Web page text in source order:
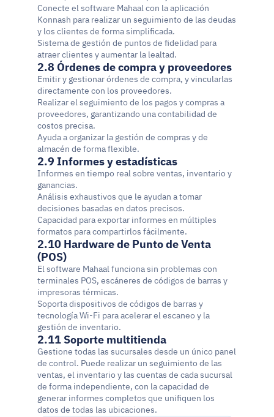
Conecte el software Mahaal con la aplicación
Konnash para realizar un seguimiento de las deudas
y los clientes de forma simplificada.
Sistema de gestión de puntos de fidelidad para
atraer clientes y aumentar la lealtad.
2.8 Órdenes de compra y proveedores
Emitir y gestionar órdenes de compra, y vincularlas
directamente con los proveedores.
Realizar el seguimiento de los pagos y compras a
proveedores, garantizando una contabilidad de
costos precisa.
Ayuda a organizar la gestión de compras y de
almacén de forma flexible.
2.9 Informes y estadísticas
Informes en tiempo real sobre ventas, inventario y
ganancias.
Análisis exhaustivos que le ayudan a tomar
decisiones basadas en datos precisos.
Capacidad para exportar informes en múltiples
formatos para compartirlos fácilmente.
2.10 Hardware de Punto de Venta
(POS)
El software Mahaal funciona sin problemas con
terminales POS, escáneres de códigos de barras y
impresoras térmicas.
Soporta dispositivos de códigos de barras y
tecnología Wi-Fi para acelerar el escaneo y la
gestión de inventario.
2.11 Soporte multitienda
Gestione todas las sucursales desde un único panel
de control. Puede realizar un seguimiento de las
ventas, el inventario y las cuentas de cada sucursal
de forma independiente, con la capacidad de
generar informes completos que unifiquen los
datos de todas las ubicaciones.